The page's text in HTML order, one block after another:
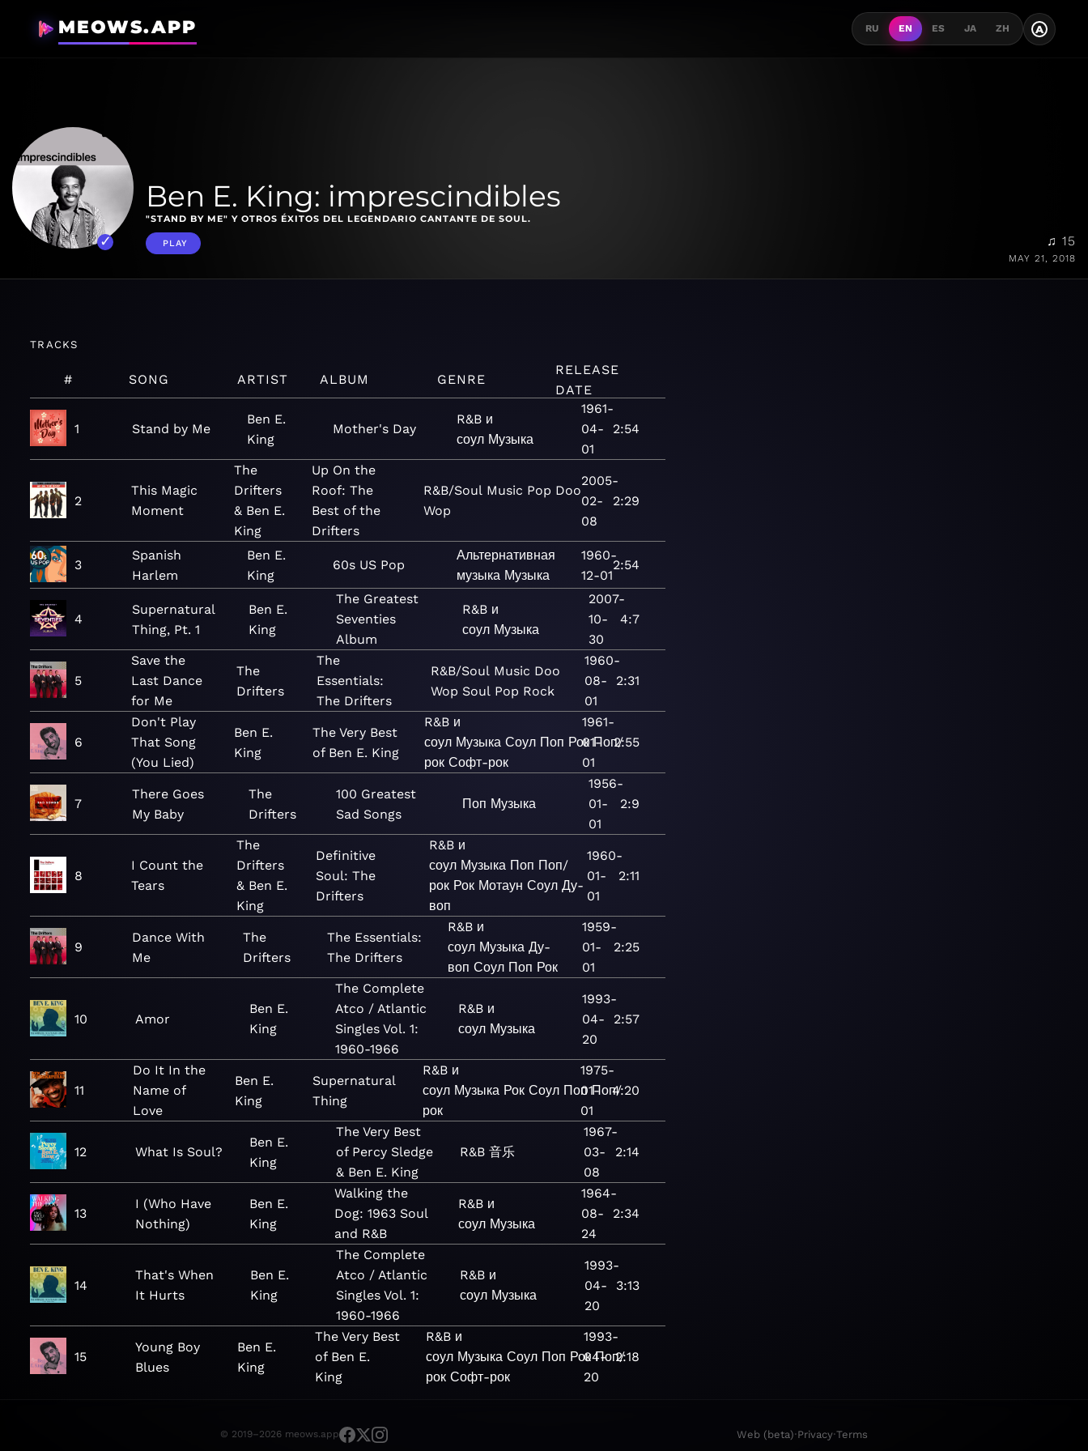
MEOWS.APP RU EN ES JA ZH A
Ben E. King: imprescindibles
"STAND BY ME" Y OTROS ÉXITOS DEL LEGENDARIO CANTANTE DE SOUL.
PLAY ♫ 15
MAY 21, 2018
TRACKS
# SONG ARTIST ALBUM GENRE
RELEASE
DATE
1 Stand by Me
Ben E.
King
Mother's Day
R&B и
соул Музыка
1961-
04-
01
2:54
2
This Magic
Moment
The
Drifters
& Ben E.
King
Up On the
Roof: The
Best of the
Drifters
R&B/Soul Music Pop Doo
Wop
2005-
02-
08
2:29
3
Spanish
Harlem
Ben E.
King
60s US Pop
Альтернативная
музыка Музыка
1960-
12-01
2:54
4
Supernatural
Thing, Pt. 1
Ben E.
King
The Greatest
Seventies
Album
R&B и
соул Музыка
2007-
10-
30
4:7
5
Save the
Last Dance
for Me
The
Drifters
The
Essentials:
The Drifters
R&B/Soul Music Doo
Wop Soul Pop Rock
1960-
08-
01
2:31
6
Don't Play
That Song
(You Lied)
Ben E.
King
The Very Best
of Ben E. King
R&B и
соул Музыка Соул Поп Рок Поп/
рок Софт-рок
1961-
01-
01
2:55
7
There Goes
My Baby
The
Drifters
100 Greatest
Sad Songs
Поп Музыка
1956-
01-
01
2:9
8
I Count the
Tears
The
Drifters
& Ben E.
King
Definitive
Soul: The
Drifters
R&B и
соул Музыка Поп Поп/
рок Рок Мотаун Соул Ду-
воп
1960-
01-
01
2:11
9
Dance With
Me
The
Drifters
The Essentials:
The Drifters
R&B и
соул Музыка Ду-
воп Соул Поп Рок
1959-
01-
01
2:25
10 Amor
Ben E.
King
The Complete
Atco / Atlantic
Singles Vol. 1:
1960-1966
R&B и
соул Музыка
1993-
04-
20
2:57
11
Do It In the
Name of
Love
Ben E.
King
Supernatural
Thing
R&B и
соул Музыка Рок Соул Поп Поп/
рок
1975-
01-
01
4:20
12 What Is Soul?
Ben E.
King
The Very Best
of Percy Sledge
& Ben E. King
R&B 音乐
1967-
03-
08
2:14
13
I (Who Have
Nothing)
Ben E.
King
Walking the
Dog: 1963 Soul
and R&B
R&B и
соул Музыка
1964-
08-
24
2:34
14
That's When
It Hurts
Ben E.
King
The Complete
Atco / Atlantic
Singles Vol. 1:
1960-1966
R&B и
соул Музыка
1993-
04-
20
3:13
15
Young Boy
Blues
Ben E.
King
The Very Best
of Ben E.
King
R&B и
соул Музыка Соул Поп Рок Поп/
рок Софт-рок
1993-
04-
20
2:18
© 2019–2026 meows.app Web (beta)·Privacy·Terms